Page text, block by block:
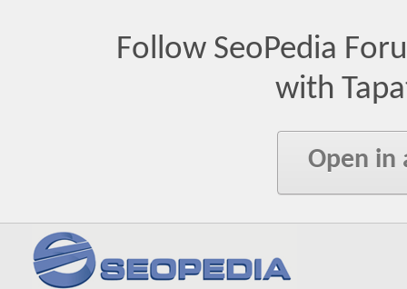
Follow SeoPedia
with
Open in